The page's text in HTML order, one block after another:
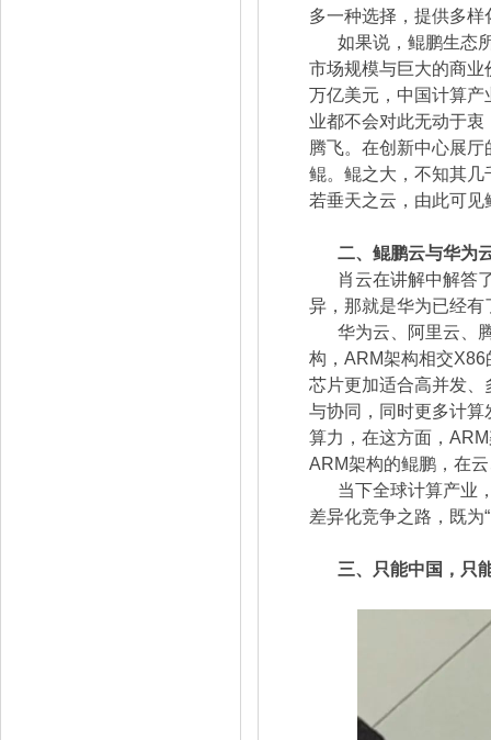
多一种选择，提供多样
如果说，鲲鹏生态
市场规模与巨大的商
万亿美元，中国计算
业都不会对此无动于
腾飞。在创新中心展
鲲。鲲之大，不知其
若垂天之云，由此可
二、鲲鹏云与华为
肖云在讲解中解答
异，那就是华为已经
华为云、阿里云、
构，ARM架构相交
芯片更加适合高并发
与协同，同时更多计
算力，在这方面，
ARM架构的鲲鹏，在
当下全球计算产业
差异化竞争之路，既为
三、只能中国，只